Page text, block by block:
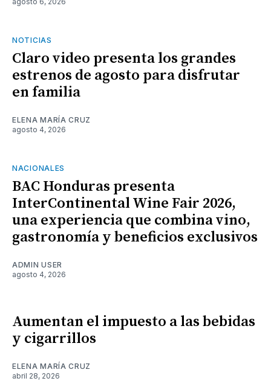
NOTICIAS
Claro video presenta los grandes
estrenos de agosto para disfrutar
en familia
ELENA MARÍA CRUZ
agosto 4, 2026
NACIONALES
BAC Honduras presenta
InterContinental Wine Fair 2026,
una experiencia que combina vino,
gastronomía y beneficios exclusivos
ADMIN USER
agosto 4, 2026
Aumentan el impuesto a las bebidas
y cigarrillos
ELENA MARÍA CRUZ
abril 28, 2026